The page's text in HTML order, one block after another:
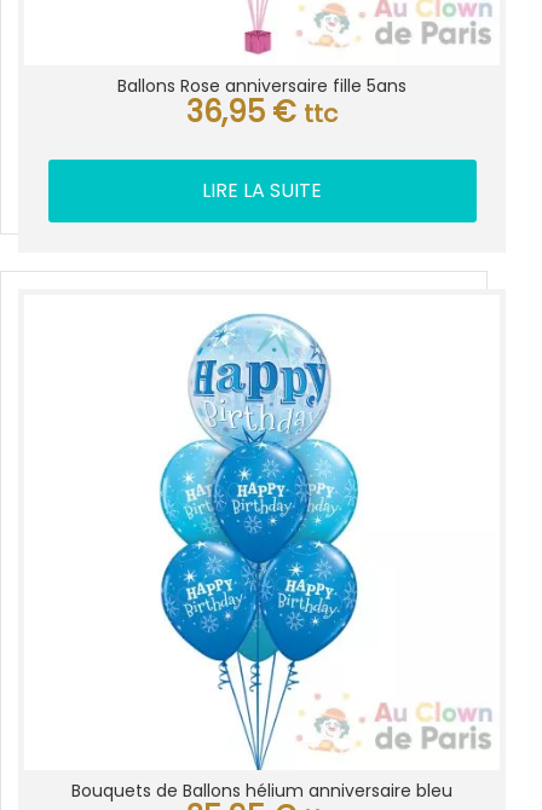
Ballons Rose anniversaire fille 5ans
36,95 € ttc
LIRE LA SUITE
Bouquets de Ballons hélium anniversaire bleu